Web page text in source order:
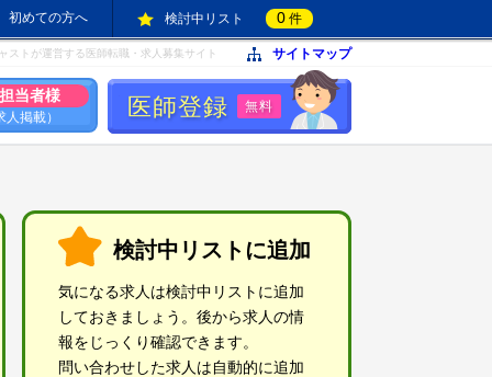
初めての方へ 検討中リスト 0 件
ストが運営する医師転職・求人募集サイト サイトマップ
当者様
掲載） 医師登録 無料
検討中リストに追加
気になる求人は検討中リストに追加
しておきましょう。後から求人の情
報をじっくり確認できます。
問い合わせした求人は自動的に追加